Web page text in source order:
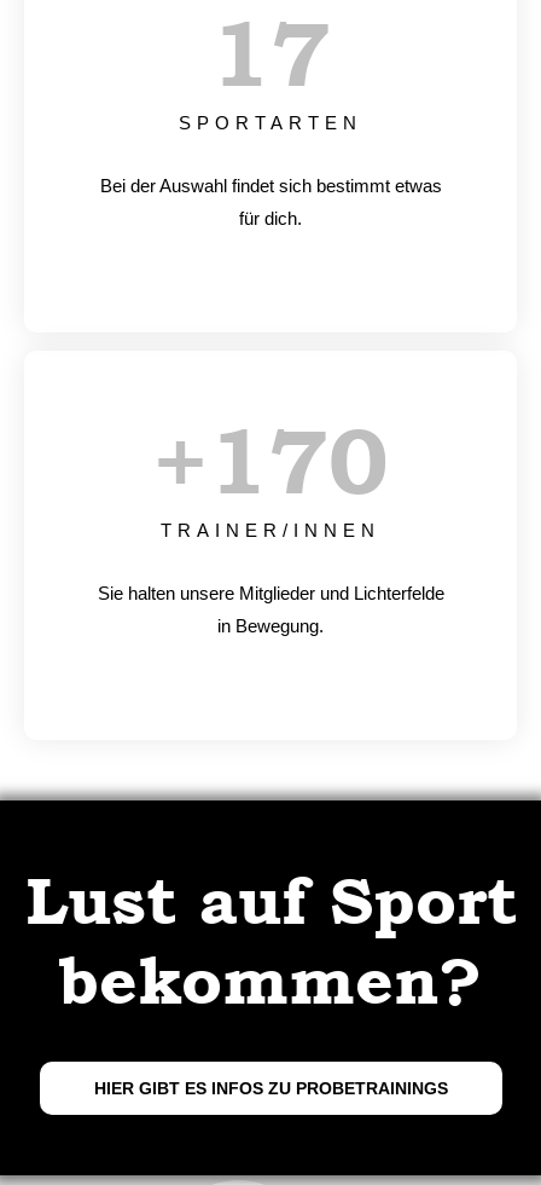
SPORTARTEN
17
Bei der Auswahl findet sich bestimmt etwas
für dich.
TRAINER/INNEN
+170
Sie halten unsere Mitglieder und Lichterfelde
in Bewegung.
Lust auf Sport
bekommen?
HIER GIBT ES INFOS ZU PROBETRAININGS